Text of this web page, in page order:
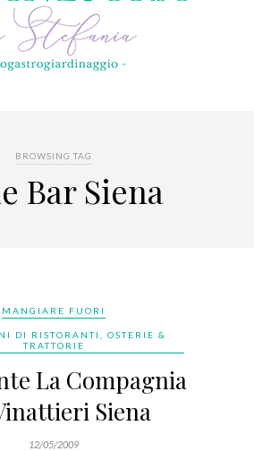
BROWSING TAG
Bar Siena
MANGIARE FUORI
DI RISTORANTI, OSTERIE &
TRATTORIE
La Compagnia
Siena
12/05/2009